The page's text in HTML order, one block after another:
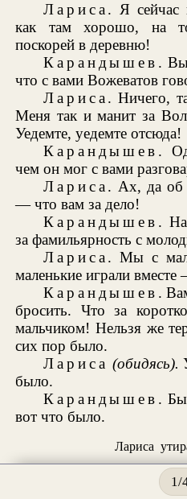
Лариса . Я сейчас
как там хорошо, на
поскорей в деревню!
Карандышев .
что с вами Вожеватов
Лариса . Ничего,
Меня так и манит за
Уедемте, уедемте отсюда!
Карандышев .
чем он мог с вами
Лариса . Ах, да об
— что вам за дело!
Карандышев .
за фамильярность с
Лариса . Мы с
маленькие играли
Карандышев .
бросить. Что за
мальчиком! Нельзя же
сих пор было.
Лариса (обидясь).
было.
Карандышев .
вот что было.
Лариса
Чем же вы обиделись,
. Что ж,
1/